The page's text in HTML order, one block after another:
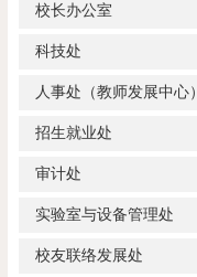
校长办公室
科技处
人事处（教师发展中心）
招生就业处
审计处
实验室与设备管理处
校友联络发展处